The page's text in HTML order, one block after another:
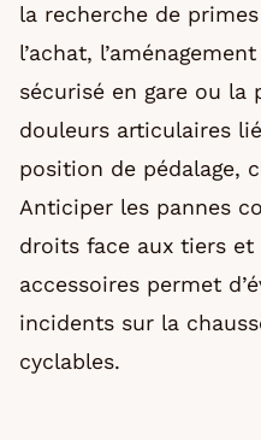
la recherche de
l’achat,
sécurisé en gare ou la
douleurs articulaires
position de pédalage,
Anticiper les pannes
droits face aux tiers
accessoires permet
incidents sur la
cyclables.